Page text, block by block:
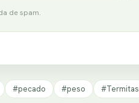
de spam.
#pecado #peso #Termitas